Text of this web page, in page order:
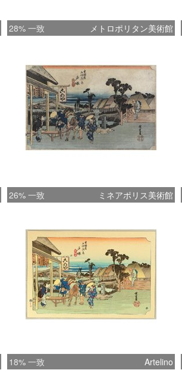
28% 一致 メトロポリタン美術館
26% 一致 ミネアポリス美術館
18% 一致 Artelino